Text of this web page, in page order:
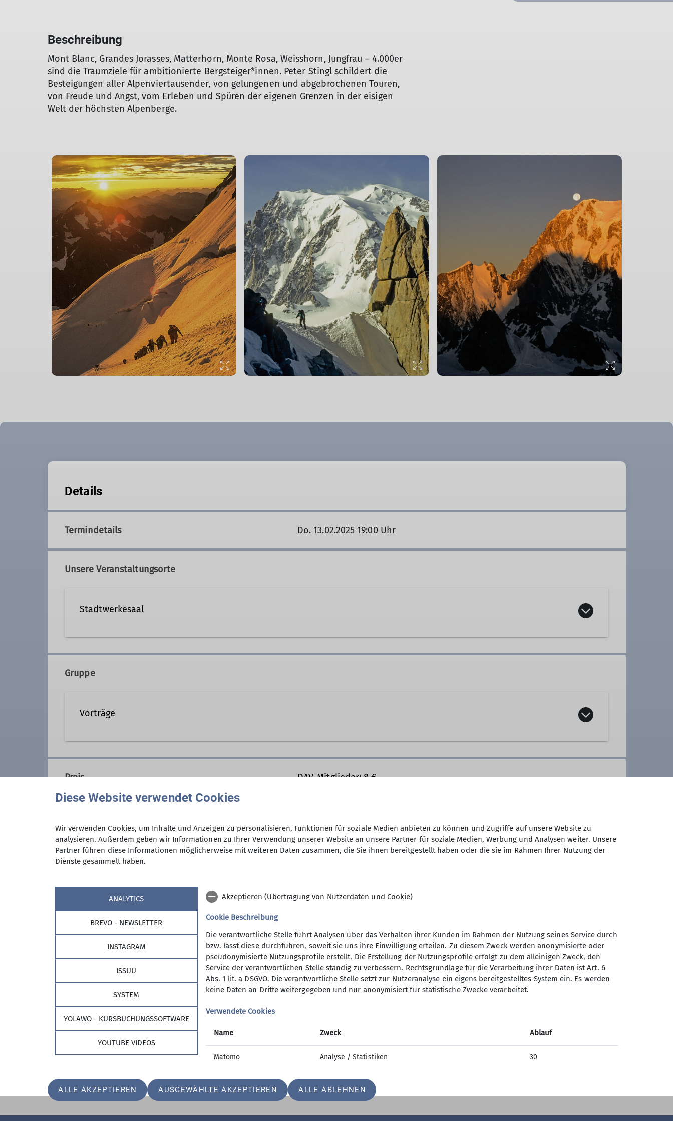
Beschreibung
Mont Blanc, Grandes Jorasses, Matterhorn, Monte Rosa, Weisshorn, Jungfrau – 4.000er
sind die Traumziele für ambitionierte Bergsteiger*innen. Peter Stingl schildert die
Besteigungen aller Alpenviertausender, von gelungenen und abgebrochenen Touren,
von Freude und Angst, vom Erleben und Spüren der eigenen Grenzen in der eisigen
Welt der höchsten Alpenberge.
Details
Termindetails Do. 13.02.2025 19:00 Uhr
Unsere Veranstaltungsorte
Stadtwerkesaal
Gruppe
Vorträge
Preis
DAV-Mitglieder: 8 €
Maximale Teilnehmeranzahl 199
Allgemeines
Mitglied werden
Prävention sexualisierte Gewalt
Partner Service
Mitfahrzentrale
Notrufnummern
Sektion Augsburg des
Deutschen Alpenvereins e.V.
Peutingerstr. 24
86152 Augsburg
Kontakt
Diese Website verwendet Cookies
Wir verwenden Cookies, um Inhalte und Anzeigen zu personalisieren, Funktionen für soziale Medien anbieten zu können und Zugriffe auf unsere Website zu
analysieren. Außerdem geben wir Informationen zu Ihrer Verwendung unserer Website an unsere Partner für soziale Medien, Werbung und Analysen weiter. Unsere
Partner führen diese Informationen möglicherweise mit weiteren Daten zusammen, die Sie ihnen bereitgestellt haben oder die sie im Rahmen Ihrer Nutzung der
Dienste gesammelt haben.
ANALYTICS
BREVO - NEWSLETTER
INSTAGRAM
ISSUU
SYSTEM
YOLAWO - KURSBUCHUNGSSOFTWARE
YOUTUBE VIDEOS
Akzeptieren (Übertragung von Nutzerdaten und Cookie)
Cookie Beschreibung
Die verantwortliche Stelle führt Analysen über das Verhalten ihrer Kunden im Rahmen der Nutzung seines Service durch
bzw. lässt diese durchführen, soweit sie uns ihre Einwilligung erteilen. Zu diesem Zweck werden anonymisierte oder
pseudonymisierte Nutzungsprofile erstellt. Die Erstellung der Nutzungsprofile erfolgt zu dem alleinigen Zweck, den
Service der verantwortlichen Stelle ständig zu verbessern. Rechtsgrundlage für die Verarbeitung ihrer Daten ist Art. 6
Abs. 1 lit. a DSGVO. Die verantwortliche Stelle setzt zur Nutzeranalyse ein eigens bereitgestelltes System ein. Es werden
keine Daten an Dritte weitergegeben und nur anonymisiert für statistische Zwecke verarbeitet.
Verwendete Cookies
Name Zweck Ablauf
Matomo Analyse / Statistiken 30
ALLE AKZEPTIEREN AUSGEWÄHLTE AKZEPTIEREN ALLE ABLEHNEN